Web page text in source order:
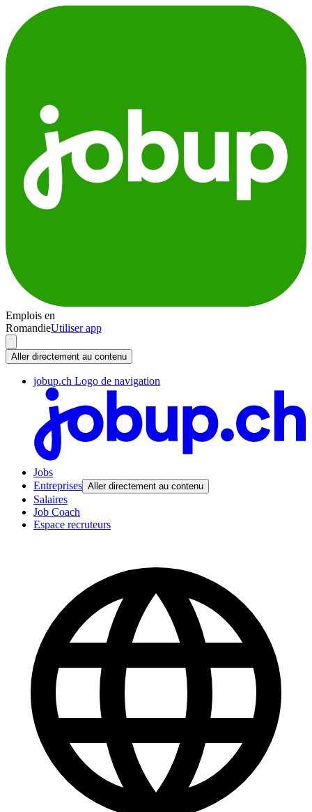
Emplois en
RomandieUtiliser app
Aller directement au contenu
jobup.ch Logo de navigation
Jobs
Entreprises Aller directement au contenu
Salaires
Job Coach
Espace recruteurs